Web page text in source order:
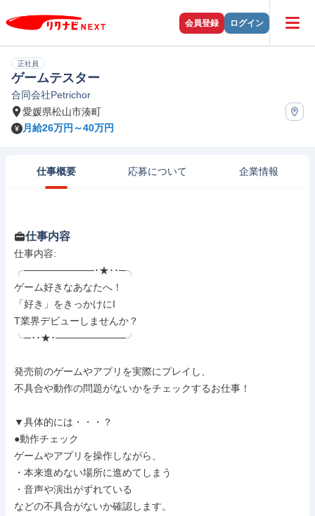
会員登録 ログイン
正社員
ゲームテスター
合同会社Petrichor
愛媛県松山市湊町
月給26万円～40万円
仕事概要 応募について 企業情報
仕事内容
仕事内容:
╭──────────･★･･─╮
ゲーム好きなあなたへ！
「好き」をきっかけにI
T業界デビューしませんか？
╰─･･★･──────────╯
発売前のゲームやアプリを実際にプレイし、
不具合や動作の問題がないかをチェックするお仕事！
▼具体的には・・・？
●動作チェック
ゲームやアプリを操作しながら、
・本来進めない場所に進めてしまう
・音声や演出がずれている
などの不具合がないか確認します。